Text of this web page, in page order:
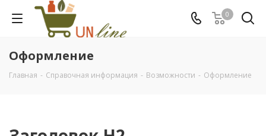
0
Оформление
Главная - Справочная информация - Возможности - Оформление